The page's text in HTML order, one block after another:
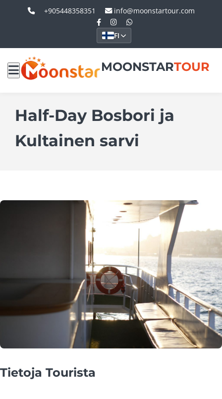
+905448358351 info@moonstartour.com
FI
MOONSTARTOUR
Half-Day Bosbori ja
Kultainen sarvi
Tietoja Tourista